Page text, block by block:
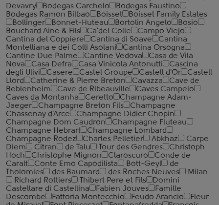
Devavry
Bodegas Carchelo
Bodegas Faustino
Bodegas Ramon Bilbao
Boisset
Boisset Family Estates
Bollinger
Bonnet-Huteau Bortolin Angelo
Bosio
Bouchard Aine & Fils
Ca'del Colle
Campo Viejo
Cantina del Coppiere
Cantina di Soave
Cantina
Montelliana e dei Colli Asolani
Cantina Orsogna
Cantine Due Palme
Cantine Vedova
Casa de Vila
Nova
Casa Defra Casa Vinicola Antonutti
Cascina
degli Ulivi
Casere Castel Groupe Castell d'Or
Castell
Llord
Catherine & Pierre Breton Cavazza
Cave de
Beblenheim
Cave de Ribeauville
Caves Campelo
Caves da Montanha
Ceretto
Champagne Adam-
Jaeger
Champagne Breton Fils
Champagne
Chassenay d'Arce
Champagne Didier Chopin
Champagne Dom Caudron
Champagne Fluteau
Champagne Hebrart
Champagne Lombard
Champagne Rodez
Charles Pelletier Abkhaz
Carpe
Diem
Citran de Talu Tour des Gendres
Christoph
Hoch
Christophe Mignon Claroscuro
Conde de
Caralt
Conte Emo Capodilista Bott-Geyl
de
Tholomies
des Baumard des Roches Neuves
Milan
Richard Rottiers
Thibert Pere et Fils
Domini
Castellare di Castellina
Fabien Jouves
Famille
Descombe
Fattoria Montecchio Feudo Arancio
Fleur